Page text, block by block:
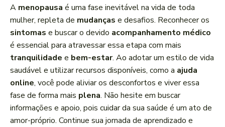
A menopausa é uma fase inevitável na vida de toda
mulher, repleta de mudanças e desafios. Reconhecer os
sintomas e buscar o devido acompanhamento médico
é essencial para atravessar essa etapa com mais
tranquilidade e bem-estar. Ao adotar um estilo de vida
saudável e utilizar recursos disponíveis, como a ajuda
online, você pode aliviar os desconfortos e viver essa
fase de forma mais plena. Não hesite em buscar
informações e apoio, pois cuidar da sua saúde é um ato de
amor-próprio. Continue sua jornada de aprendizado e